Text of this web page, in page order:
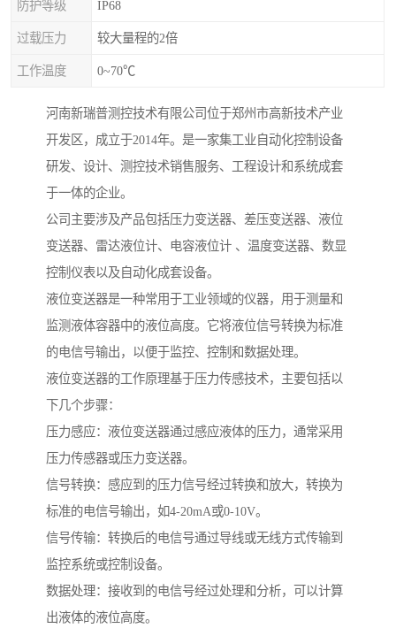
防护等级 IP68
过载压力 较大量程的2倍
工作温度 0~70℃
河南新瑞普测控技术有限公司位于郑州市高新技术产业
开发区，成立于2014年。是一家集工业自动化控制设备
研发、设计、测控技术销售服务、工程设计和系统成套
于一体的企业。
公司主要涉及产品包括压力变送器、差压变送器、液位
变送器、雷达液位计、电容液位计 、温度变送器、数显
控制仪表以及自动化成套设备。
液位变送器是一种常用于工业领域的仪器，用于测量和
监测液体容器中的液位高度。它将液位信号转换为标准
的电信号输出，以便于监控、控制和数据处理。
液位变送器的工作原理基于压力传感技术，主要包括以
下几个步骤：
压力感应：液位变送器通过感应液体的压力，通常采用
压力传感器或压力变送器。
信号转换：感应到的压力信号经过转换和放大，转换为
标准的电信号输出，如4-20mA或0-10V。
信号传输：转换后的电信号通过导线或无线方式传输到
监控系统或控制设备。
数据处理：接收到的电信号经过处理和分析，可以计算
出液体的液位高度。